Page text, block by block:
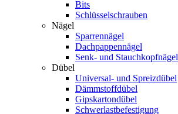
Bits
Schlüsselschrauben
Nägel
Sparrennägel
Dachpappennägel
Senk- und Stauchkopfnägel
Dübel
Universal- und Spreizdübel
Dämmstoffdübel
Gipskartondübel
Schwerlastbefestigung